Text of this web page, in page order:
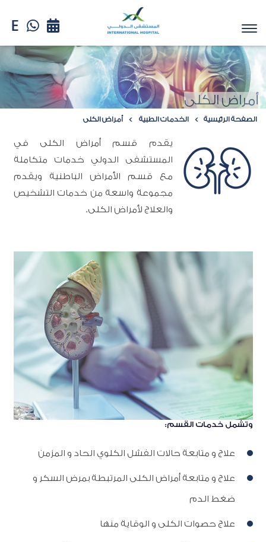
أمراض الكلى
الصفحة الرئيسية الخدمات الطبية أمراض الكلى
يقدم قسم أمراض الكلى في
المستشفى الدولي خدمات متكاملة
مع قسم الأمراض الباطنية ويقدم
مجموعة واسعة من خدمات التشخيص
والعلاج لأمراض الكلى.
وتشمل خدمات القسم:
علاج و متابعة حالات الفشل الكلوي الحاد و المزمن
علاج و متابعة أمراض الكلى المرتبطة بمرض السكر و
ضغط الدم
علاج حصوات الكلى و الوقاية منها